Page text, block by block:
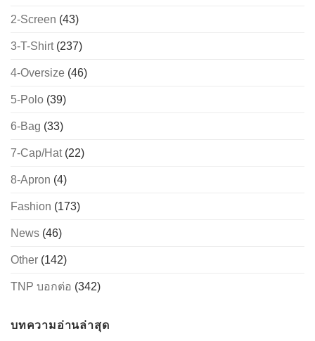
2-Screen (43)
3-T-Shirt(237)
4-Oversize (46)
5-Polo (39)
6-Bag (33)
7-Cap/Hat(22)
8-Apron (4)
Fashion (173)
News (46)
Other (142)
TNP บอกต่อ (342)
บทความอ่านล่าสุด